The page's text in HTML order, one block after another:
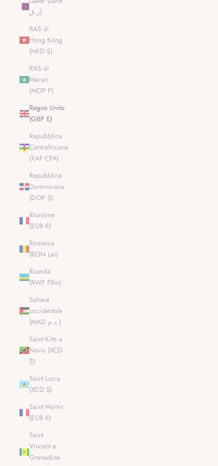
ر.ق)
RAS di
Hong Kong
(HKD $)
RAS di
Macao
(MOP P)
Regno Unito
(GBP £)
Repubblica
Centrafricana
(XAF CFA)
Repubblica
Dominicana
(DOP $)
Riunione
(EUR €)
Romania
(RON Lei)
Ruanda
(RWF FRw)
Sahara
occidentale
(MAD د.م.)
Saint Kitts e
Nevis (XCD
$)
Saint Lucia
(XCD $)
Saint Martin
(EUR €)
Saint
Vincent e
Grenadine